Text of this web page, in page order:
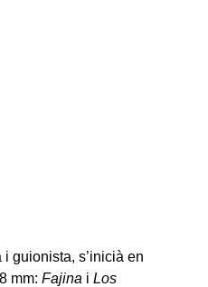
guionista, s’inicià en
mm: Fajina i Los